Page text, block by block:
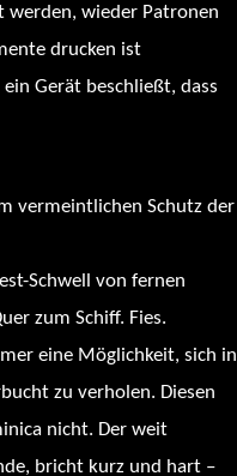
werden, wieder Patronen
drucken ist
Gerät beschließt, dass
vermeintlichen Schutz der
Schwell von fernen
zum Schiff. Fies.
eine Möglichkeit, sich in
zu verholen. Diesen
nicht. Der weit
bricht kurz und hart –